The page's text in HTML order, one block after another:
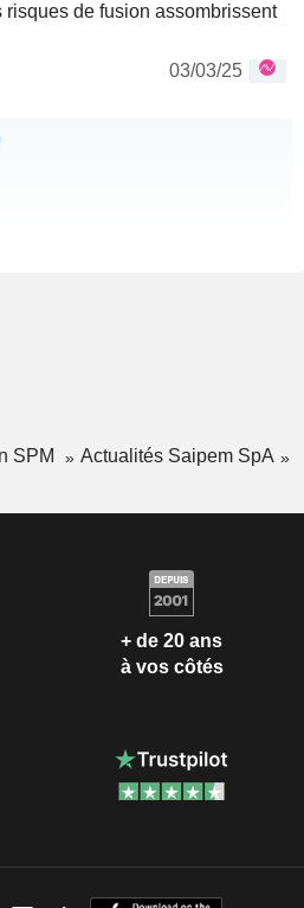
de fusion assombrissent
03/03/25
SPM
Actualités Saipem SpA
+ de 20 ans
à vos côtés